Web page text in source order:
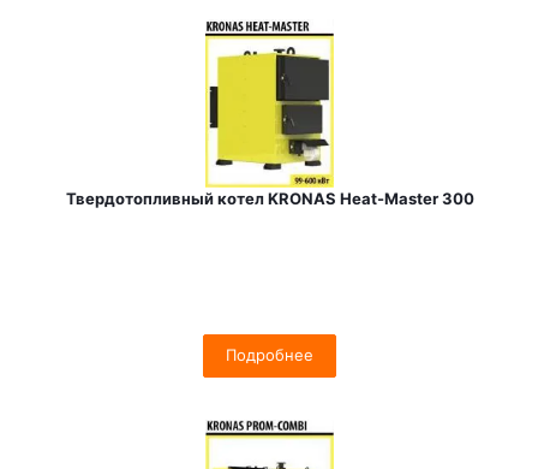
Твердотопливный котел KRONAS Heat-Master 300
Подробнее